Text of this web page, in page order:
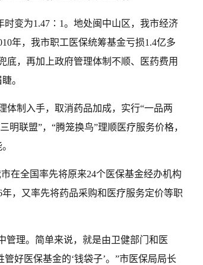
时变为1.47∶1。地处闽中山区，我市经济
年，我市职工医保统筹基金亏损1.4亿多
底，再加上政府管理体制不顺、医药费用
。
体制入手，取消药品加成，实行“一品两
明联盟”，“腾笼换鸟”理顺医疗服务价格，
在全国率先将原来24个医保基金经办机构
，又率先将药品采购和医疗服务定价等职
管理。简单来说，就是由卫健部门和医
管好医保基金的‘钱袋子’。”市医保局局长